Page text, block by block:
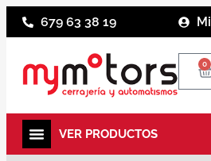
679 63 38 19
0